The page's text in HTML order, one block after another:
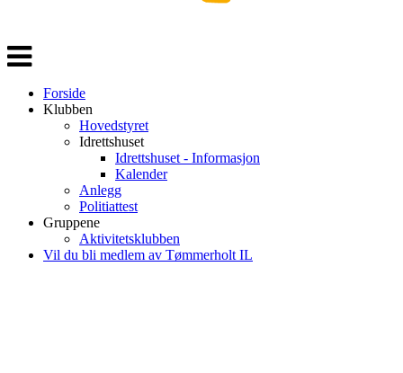
Veksle
navigasjon
Forside
Klubben
Hovedstyret
Idrettshuset
Idrettshuset - Informasjon
Kalender
Anlegg
Politiattest
Gruppene
Aktivitetsklubben
Vil du bli medlem av Tømmerholt IL